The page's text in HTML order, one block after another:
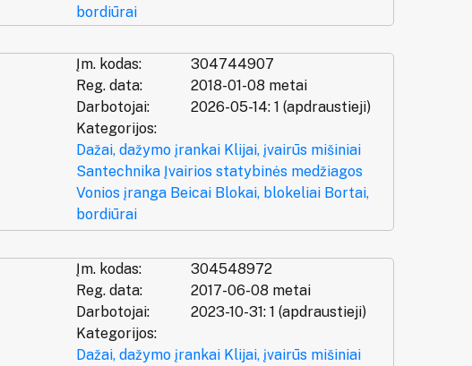
bordiūrai
Įm. kodas:
304744907
Reg. data:
2018-01-08 metai
Darbotojai:
2026-05-14: 1 (apdraustieji)
Kategorijos:
Dažai, dažymo įrankai Klijai, įvairūs mišiniai
Santechnika Įvairios statybinės medžiagos
Vonios įranga Beicai Blokai, blokeliai Bortai,
bordiūrai
Įm. kodas:
304548972
Reg. data:
2017-06-08 metai
Darbotojai:
2023-10-31: 1 (apdraustieji)
Kategorijos:
Dažai, dažymo įrankai Klijai, įvairūs mišiniai